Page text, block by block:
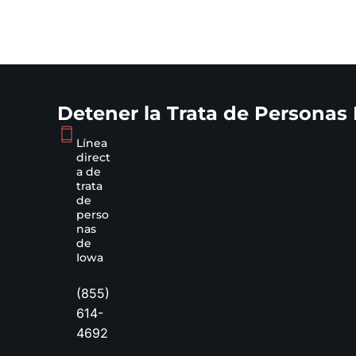
Detener la Trata de Personas
Línea
direct
a de
trata
de
perso
nas
de
Iowa
(855)
614-
4692